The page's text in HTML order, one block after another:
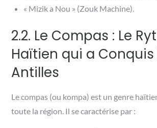
« Mizik a Nou » (Zouk Machine).
2.2. Le Compas : Le
Haïtien qui a Conquis
Antilles
Le compas (ou kompa) est un genre
toute la région. Il se caractérise par :